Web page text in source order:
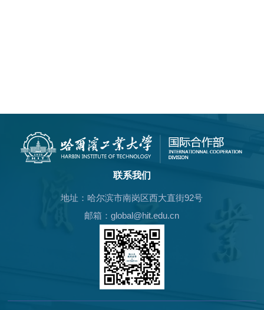
联系我们
地址：哈尔滨市南岗区西大直街92号
邮箱：global@hit.edu.cn